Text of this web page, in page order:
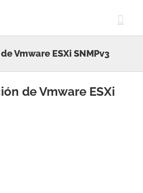
Vmware ESXi SNMPv3
de Vmware ESXi